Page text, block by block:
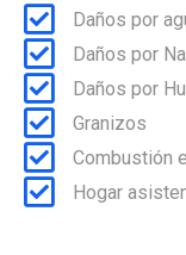
Daños por
Daños por
Daños por
Granizos
Combustión
Hogar